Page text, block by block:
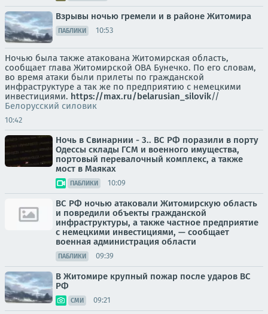
Взрывы ночью гремели и в районе Житомира
ПАБЛИКИ 10:53
Ночью была также атакована Житомирская область,
сообщает глава Житомирской ОВА Бунечко. По его словам,
во время атаки были прилеты по гражданской
инфраструктуре а так же по предприятию с немецкими
инвестициями. https://max.ru/belarusian_silovik//
Белорусский силовик
10:42
Ночь в Свинарнии - 3.. ВС РФ поразили в порту
Одессы склады ГСМ и военного имущества,
портовый перевалочный комплекс, а также
мост в Маяках
ПАБЛИКИ 10:09
ВС РФ ночью атаковали Житомирскую область
и повредили объекты гражданской
инфраструктуры, а также частное предприятие
с немецкими инвестициями, — сообщает
военная администрация области
ПАБЛИКИ 09:39
В Житомире крупный пожар после ударов ВС
РФ
СМИ 09:21